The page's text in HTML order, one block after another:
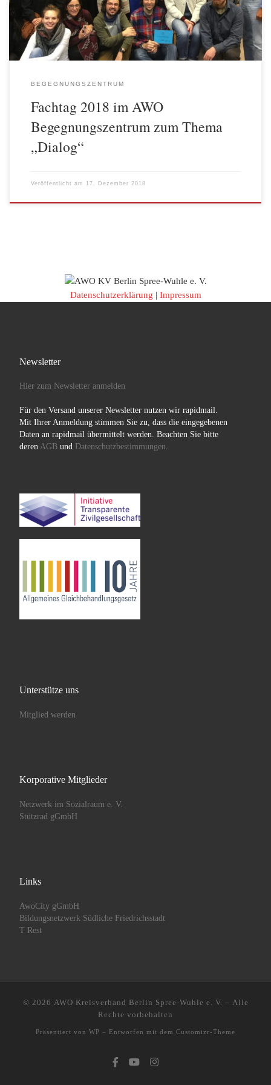
In diesem Jahr entschieden wir uns für das Thema […]
BEGEGNUNGSZENTRUM
Fachtag 2018 im AWO
Begegnungszentrum zum Thema
„Dialog“
Veröffentlicht am 17. Dezember 2018
Datenschutzerklärung | Impressum
Newsletter
Hier zum Newsletter anmelden
Für den Versand unserer Newsletter nutzen wir rapidmail.
Mit Ihrer Anmeldung stimmen Sie zu, dass die eingegebenen
Daten an rapidmail übermittelt werden. Beachten Sie bitte
deren AGBund Datenschutzbestimmungen
Unterstütze uns
Mitglied werden
Korporative Mitglieder
Netzwerk im Sozialraum e. V.
Stützrad gGmbH
Links
AwoCity gGmbH
Bildungsnetzwerk Südliche Friedrichsstadt
T Rest
© 2026 AWO Kreisverband Berlin Spree-Wuhle e. V. – Alle
Rechte vorbehalten
Präsentiert von WP – Entworfen mit dem Customizr-Theme